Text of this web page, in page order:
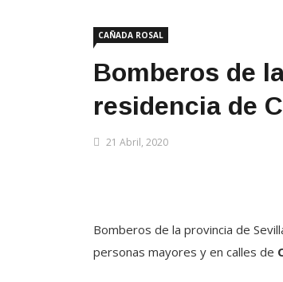
CAÑADA ROSAL
Bomberos de
residencia de
21 Abril, 2020
Bomberos de la provincia de
personas mayores y en calles de